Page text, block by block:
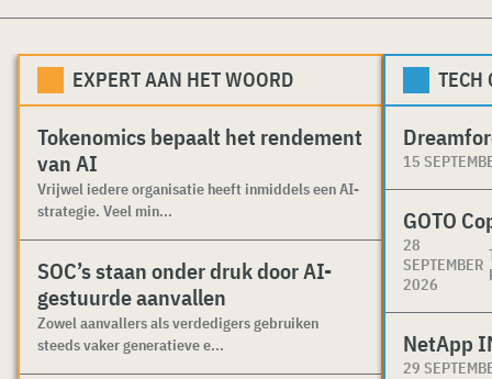
EXPERT AAN HET WOORD
Tokenomics bepaalt het rendement
van AI
Vrijwel iedere organisatie heeft inmiddels een AI-
strategie. Veel min...
SOC’s staan onder druk door AI-
gestuurde aanvallen
Zowel aanvallers als verdedigers gebruiken
steeds vaker generatieve e...
TECH
15
GOTO
28
SEPTEMBER
2026
NetApp
29